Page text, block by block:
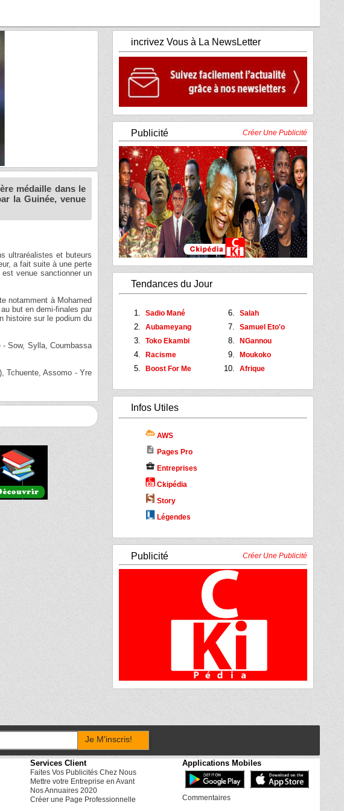
médaille dans le
la Guinée, venue
ultraréalistes et buteurs
a fait suite à une perte
venue sanctionner un
notamment à Mohamed
but en demi-finales par
histoire sur le podium du
Sow, Sylla, Coumbassa
Tchuente, Assomo - Yre
incrivez Vous à La NewsLetter
Publicité Créer Une Publicité
Tendances du Jour
Sadio Mané
Aubameyang
Toko Ekambi
Racisme
Boost For Me
Salah
Samuel Eto'o
NGannou
Moukoko
Afrique
Infos Utiles
AWS
description Pages Pro
business_center Entreprises
Ckipédia
Story
Légendes
Publicité Créer Une Publicité
Je M'inscris!
Services Client
Faites Vos Publicités Chez Nous
Mettre votre Entreprise en Avant
Nos Annuaires 2020
Créer une Page Professionnelle
Applications Mobiles
Commentaires